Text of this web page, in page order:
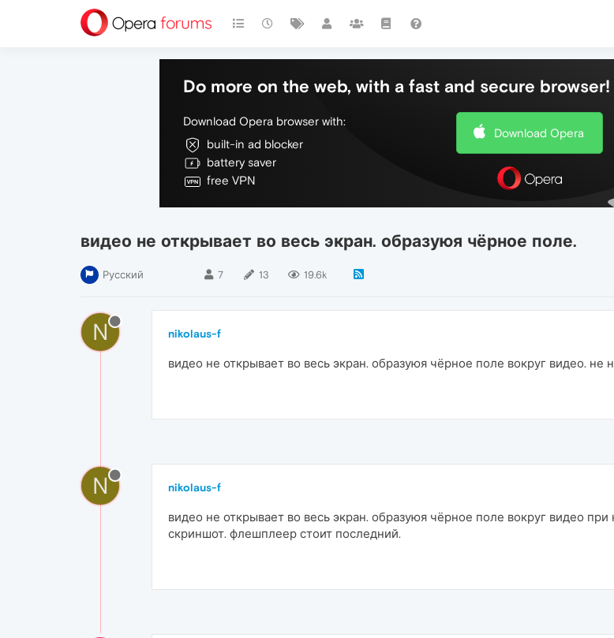
Do more on the web, with a fast and secure browser!
Download Opera browser with:
built-in ad blocker
battery saver
free VPN
Download Opera
видео не открывает во весь экран. образуюя чёрное поле.
Русский 7 13 19.6k
N nikolaus-f
видео не открывает во весь экран. образуюя чёрное поле вокруг видео. не
N nikolaus-f
видео не открывает во весь экран. образуюя чёрное поле вокруг видео
скриншот. флешплеер стоит последний.